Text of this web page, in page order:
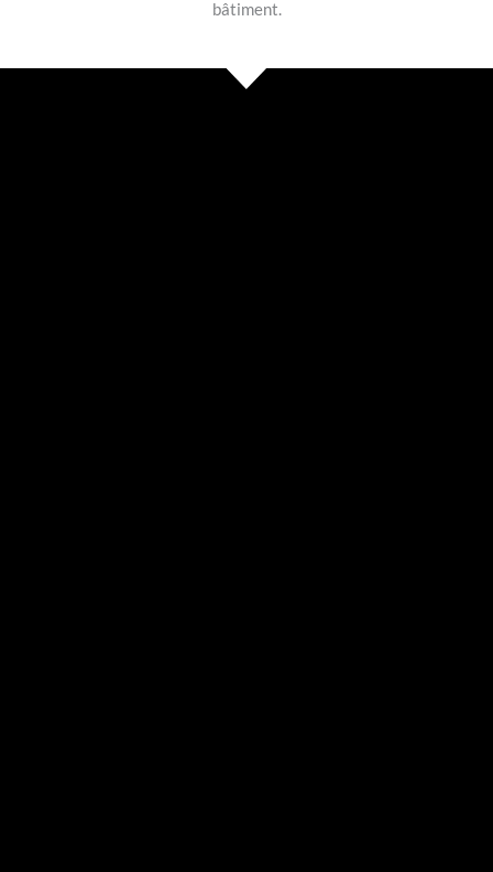
bâtiment.